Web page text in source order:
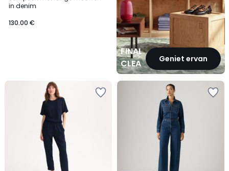
in denim
130.00 €
FINAL
CLEARANCEGeniet ervan